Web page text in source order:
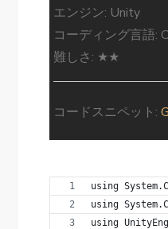
エンジン: Unity
コーディング言語:
難しさ: ★★
コードスニペット:
using
using
using